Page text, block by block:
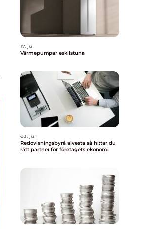
17. jul
Värmepumpar eskilstuna
03. jun
Redovisningsbyrå alvesta så hittar du
rätt partner för företagets ekonomi